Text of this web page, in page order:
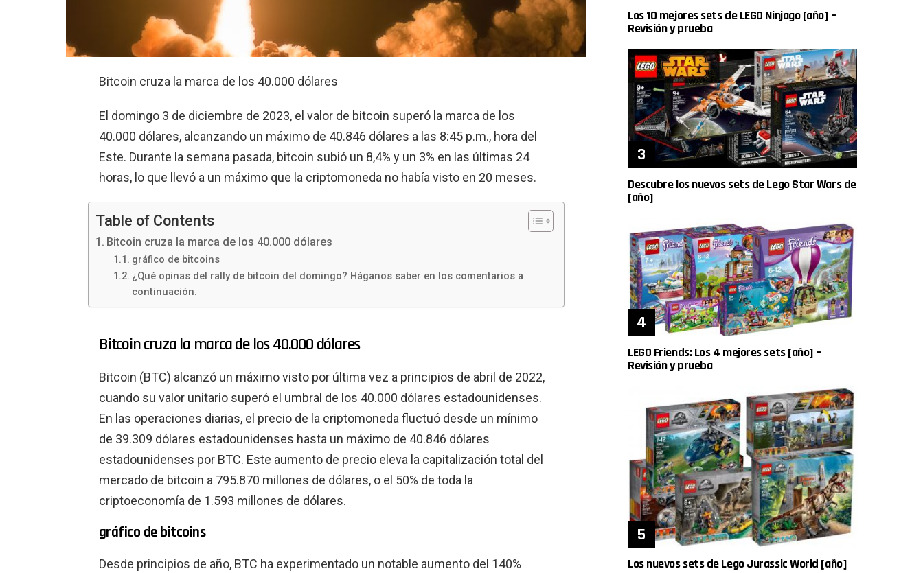
Bitcoin cruza la marca de los 40.000 dólares
El domingo 3 de diciembre de 2023, el valor de bitcoin superó la marca de los
40.000 dólares, alcanzando un máximo de 40.846 dólares a las 8:45 p.m., hora del
Este. Durante la semana pasada, bitcoin subió un 8,4% y un 3% en las últimas 24
horas, lo que llevó a un máximo que la criptomoneda no había visto en 20 meses.
Table of Contents
Bitcoin cruza la marca de los 40.000 dólares
gráfico de bitcoins
¿Qué opinas del rally de bitcoin del domingo? Háganos saber en los comentarios a
continuación.
Bitcoin cruza la marca de los 40.000 dólares
Bitcoin (BTC) alcanzó un máximo visto por última vez a principios de abril de 2022,
cuando su valor unitario superó el umbral de los 40.000 dólares estadounidenses.
En las operaciones diarias, el precio de la criptomoneda fluctuó desde un mínimo
de 39.309 dólares estadounidenses hasta un máximo de 40.846 dólares
estadounidenses por BTC. Este aumento de precio eleva la capitalización total del
mercado de bitcoin a 795.870 millones de dólares, o el 50% de toda la
criptoeconomía de 1.593 millones de dólares.
gráfico de bitcoins
Desde principios de año, BTC ha experimentado un notable aumento del 140%
Los 10 mejores sets de LEGO Ninjago [año] –
Revisión y prueba
Descubre los nuevos sets de Lego Star Wars de
[año]
LEGO Friends: Los 4 mejores sets [año] –
Revisión y prueba
Los nuevos sets de Lego Jurassic World [año]